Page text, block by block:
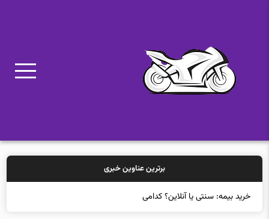
برترین عناوین خبری
خرید بیمه: سنتی یا آنلاین؟ کدامیک تجربه